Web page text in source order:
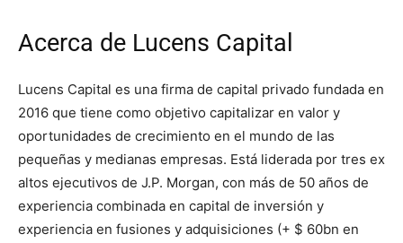
Acerca de Lucens Capital
Lucens Capital es una firma de capital privado fundada en
2016 que tiene como objetivo capitalizar en valor y
oportunidades de crecimiento en el mundo de las
pequeñas y medianas empresas. Está liderada por tres ex
altos ejecutivos de J.P. Morgan, con más de 50 años de
experiencia combinada en capital de inversión y
experiencia en fusiones y adquisiciones (+ $ 60bn en